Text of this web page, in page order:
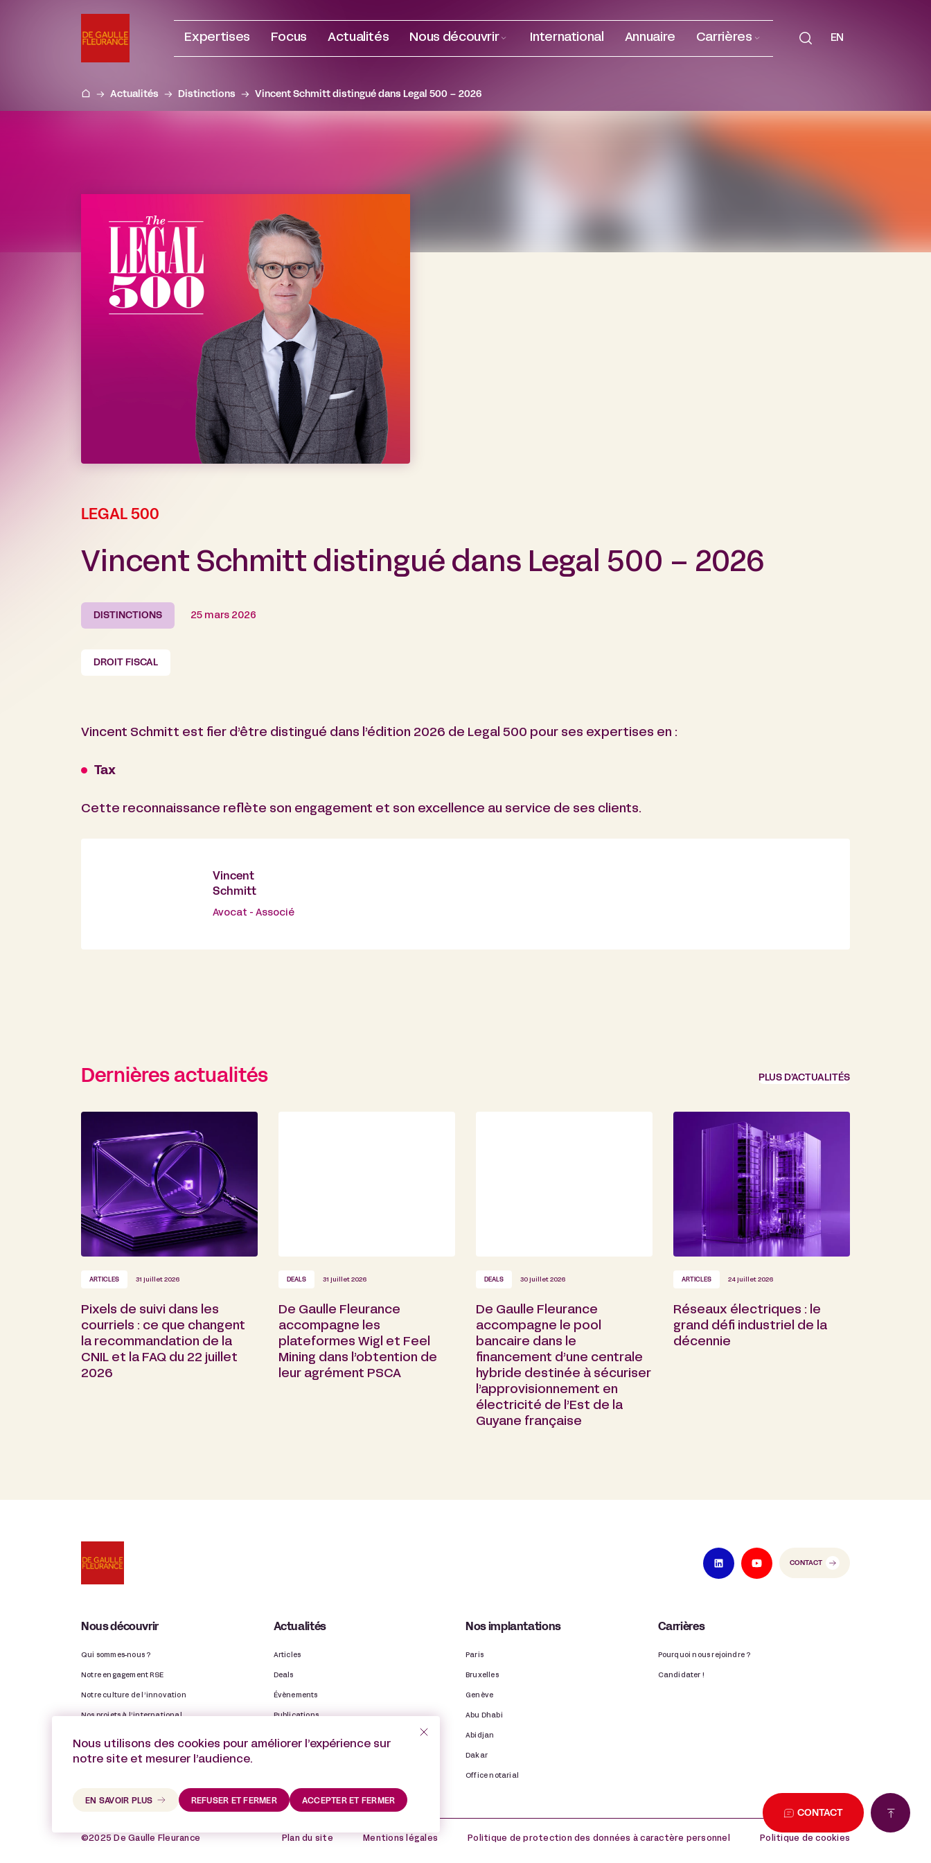
Expertises Focus Actualités Nous découvrir International Annuaire Carrières EN
Actualités Distinctions Vincent Schmitt distingué dans Legal 500 – 2026
LEGAL 500
Vincent Schmitt distingué dans Legal 500 – 2026
DISTINCTIONS 25 mars 2026
DROIT FISCAL
Vincent Schmitt est fier d’être distingué dans l’édition 2026 de Legal 500 pour ses expertises en :
Tax
Cette reconnaissance reflète son engagement et son excellence au service de ses clients.
Vincent
Schmitt
Avocat - Associé
Dernières actualités PLUS D’ACTUALITÉS
ARTICLES 31 juillet 2026
Pixels de suivi dans les
courriels : ce que changent
la recommandation de la
CNIL et la FAQ du 22 juillet
2026
DEALS 31 juillet 2026
De Gaulle Fleurance
accompagne les
plateformes Wigl et Feel
Mining dans l’obtention de
leur agrément PSCA
DEALS 30 juillet 2026
De Gaulle Fleurance
accompagne le pool
bancaire dans le
financement d’une centrale
hybride destinée à sécuriser
l’approvisionnement en
électricité de l’Est de la
Guyane française
ARTICLES 24 juillet 2026
Réseaux électriques : le
grand défi industriel de la
décennie
CONTACT
Nous découvrir
Qui sommes-nous ?
Notre engagement RSE
Notre culture de l’innovation
Nos projets à l’international
Notre rapport d’activité
Actualités
Articles
Deals
Évènements
Publications
Nos implantations
Paris
Bruxelles
Genève
Abu Dhabi
Abidjan
Dakar
Office notarial
Carrières
Pourquoi nous rejoindre ?
Candidater !
©2025 De Gaulle Fleurance Plan du site Mentions légales Politique de protection des données à caractère personnel Politique de cookies
CONTACT
Nous utilisons des cookies pour améliorer l’expérience sur
notre site et mesurer l’audience.
ACCEPTER ET FERMER
REFUSER ET FERMER
EN SAVOIR PLUS